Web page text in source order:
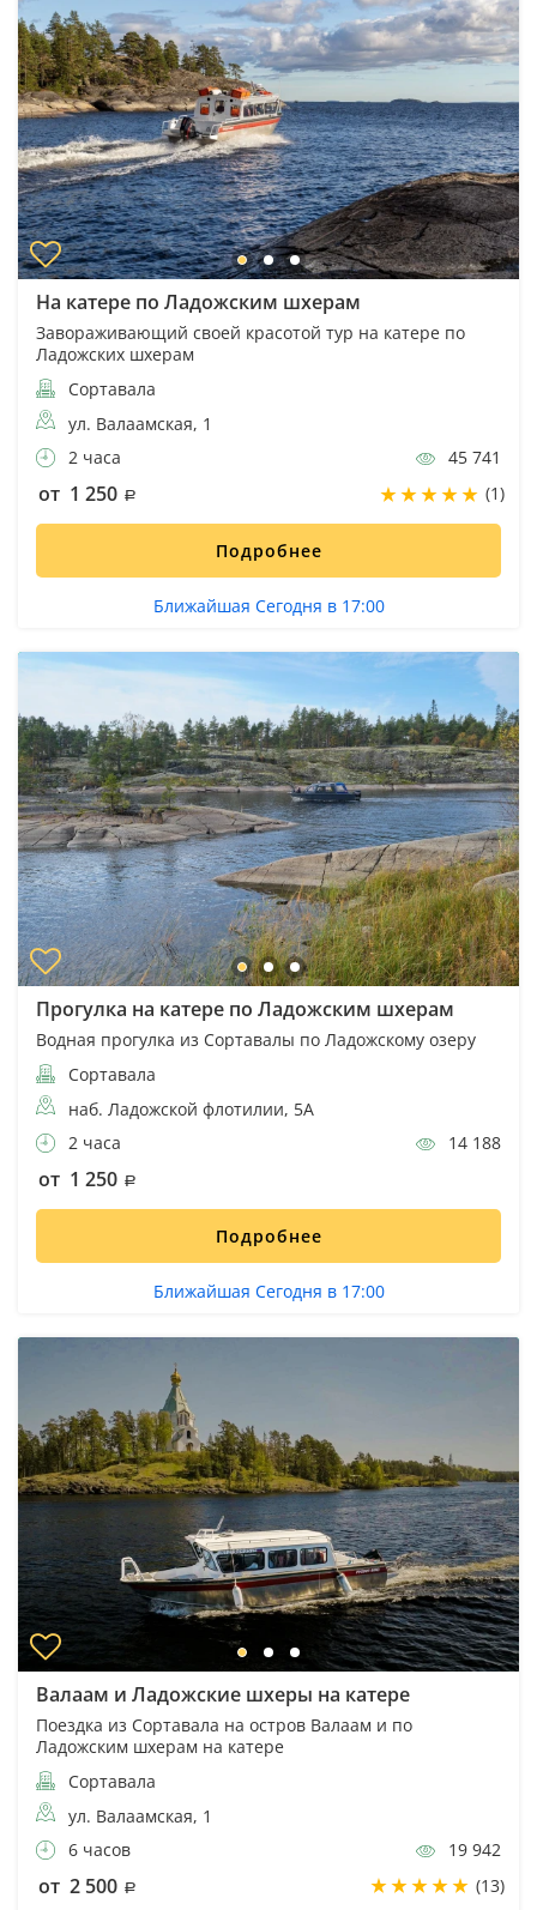
На катере по Ладожским шхерам
Завораживающий своей красотой тур на катере по
Ладожских шхерам
Сортавала
ул. Валаамская, 1
2 часа
45 741
от 1 250 (1)
Подробнее
Ближайшая Сегодня в 17:00
Прогулка на катере по Ладожским шхерам
Водная прогулка из Сортавалы по Ладожскому озеру
Сортавала
наб. Ладожской флотилии, 5А
2 часа
14 188
от 1 250
Подробнее
Ближайшая Сегодня в 17:00
Валаам и Ладожские шхеры на катере
Поездка из Сортавала на остров Валаам и по
Ладожским шхерам на катере
Сортавала
ул. Валаамская, 1
6 часов
19 942
от 2 500 (13)